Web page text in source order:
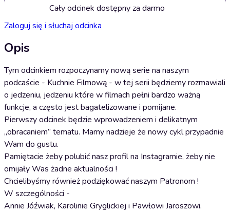
Cały odcinek dostępny za darmo
Zaloguj się i słuchaj odcinka
Opis
Tym odcinkiem rozpoczynamy nową serie na naszym
podcaście - Kuchnie Filmową - w tej serii będziemy rozmawiali
o jedzeniu, jedzeniu które w filmach pełni bardzo ważną
funkcje, a często jest bagatelizowane i pomijane.
Pierwszy odcinek będzie wprowadzeniem i delikatnym
„obracaniem” tematu. Mamy nadzieje że nowy cykl przypadnie
Wam do gustu.
Pamiętacie żeby polubić nasz profil na Instagramie, żeby nie
omijały Was żadne aktualności !
Chcielibyśmy również podziękować naszym Patronom !
W szczególności -
Annie Jóźwiak, Karolinie Gryglickiej i Pawłowi Jaroszowi.